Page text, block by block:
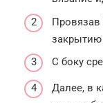
Провязав
закрытию
С боку
Далее, в